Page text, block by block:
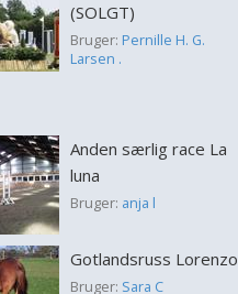
(SOLGT)
Bruger: Pernille H. G.
Larsen .
Anden særlig race La
luna
Bruger: anja l
Gotlandsruss Lorenzo
Bruger: Sara C